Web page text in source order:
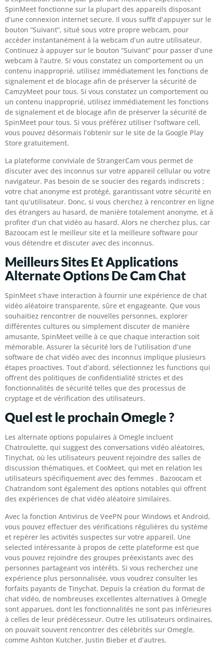
SpinMeet fonctionne sur la plupart des appareils disposant
d’une connexion internet secure. Il vous suffit d’appuyer sur le
bouton “Suivant”, situé sous votre propre webcam, pour
accéder instantanément à la webcam d’un autre utilisateur.
Continuez à appuyer sur le bouton “Suivant” pour passer d’une
webcam à l’autre. Si vous constatez un comportement ou un
contenu inapproprié, utilisez immédiatement les fonctions de
signalement et de blocage afin de préserver la sécurité de
CamzyMeet pour tous. Si vous constatez un comportement ou
un contenu inapproprié, utilisez immédiatement les fonctions
de signalement et de blocage afin de préserver la sécurité de
SpinMeet pour tous. Si vous préférez utiliser l’software cell,
vous pouvez désormais l’obtenir sur le site de la Google Play
Store gratuitement.
La plateforme conviviale de StrangerCam vous permet de
discuter avec des inconnus sur votre appareil cellular ou votre
navigateur. Pas besoin de se soucier des regards indiscrets ;
votre chat anonyme est protégé, garantissant votre sécurité en
tant qu’utilisateur. Donc, si vous cherchez à rencontrer en ligne
des étrangers au hasard, de manière totalement anonyme, et à
profiter d’un chat vidéo au hasard. Alors ne cherchez plus, car
Bazoocam est le meilleur site et la meilleure software pour
vous détendre et discuter avec des inconnus.
Meilleurs Sites Et Applications
Alternate Options De Cam Chat
SpinMeet s’have interaction à fournir une expérience de chat
vidéo aléatoire transparente, sûre et engageante. Que vous
souhaitiez rencontrer de nouvelles personnes, explorer
différentes cultures ou simplement discuter de manière
amusante, SpinMeet veille à ce que chaque interaction soit
mémorable. Assurer la sécurité lors de l’utilisation d’une
software de chat vidéo avec des inconnus implique plusieurs
étapes proactives. Tout d’abord, sélectionnez les functions qui
offrent des politiques de confidentialité strictes et des
fonctionnalités de sécurité telles que des processus de
cryptage et de vérification des utilisateurs.
Quel est le prochain Omegle ?
Les alternate options populaires à Omegle incluent
Chatroulette, qui suggest des conversations vidéo aléatoires,
Tinychat, où les utilisateurs peuvent rejoindre des salles de
discussion thématiques, et CooMeet, qui met en relation les
utilisateurs spécifiquement avec des femmes . Bazoocam et
Chatrandom sont également des options notables qui offrent
des expériences de chat vidéo aléatoire similaires.
Avec la fonction Antivirus de VeePN pour Windows et Android,
vous pouvez effectuer des vérifications régulières du système
et repérer les activités suspectes sur votre appareil. Une
selected intéressante à propos de cette plateforme est que
vous pouvez rejoindre des groupes préexistants avec des
personnes partageant vos intérêts. Si vous recherchez une
expérience plus personnalisée, vous voudrez consulter les
forfaits payants de Tinychat. Depuis la création du format de
chat vidéo, de nombreuses excellentes alternatives à Omegle
sont apparues, dont les fonctionnalités ne sont pas inférieures
à celles de leur prédécesseur. Outre les utilisateurs ordinaires,
on pouvait souvent rencontrer des célébrités sur Omegle,
comme Ashton Kutcher, Justin Bieber et d’autres.